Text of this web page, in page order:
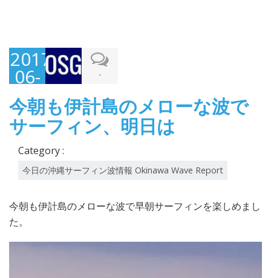
2017-
06-
08
-
今朝も伊計島のメローな波で
サーフィン、明日は
Category :
今日の沖縄サーフィン波情報 Okinawa Wave Report
今朝も伊計島のメローな波で早朝サーフィンを楽しめまし
た。